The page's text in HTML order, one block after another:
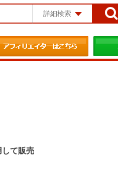
詳細検索
して販売